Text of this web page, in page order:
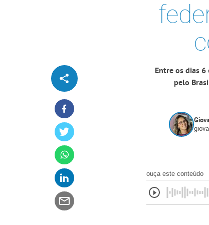
Entre os dias
pelo
ouça este conteúdo